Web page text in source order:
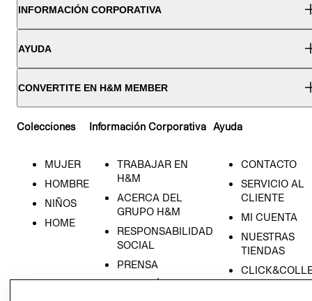
INFORMACIÓN CORPORATIVA
AYUDA
CONVERTITE EN H&M MEMBER
Colecciones
MUJER
HOMBRE
NIÑOS
HOME
Información Corporativa
TRABAJAR EN
H&M
ACERCA DEL
GRUPO H&M
RESPONSABILIDAD
SOCIAL
PRENSA
RELACIÓN CON
Ayuda
CONTACTO
SERVICIO AL
CLIENTE
MI CUENTA
NUESTRAS
TIENDAS
- RETIRO EN